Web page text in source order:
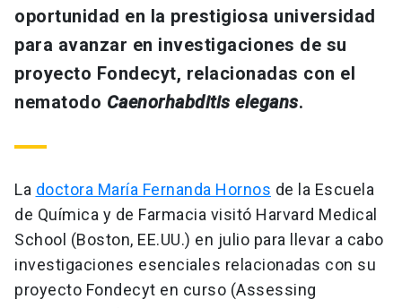
oportunidad en la prestigiosa universidad
para avanzar en investigaciones de su
proyecto Fondecyt, relacionadas con el
nematodo Caenorhabditis elegans.
La doctora María Fernanda Hornos de la Escuela
de Química y de Farmacia visitó Harvard Medical
School (Boston, EE.UU.) en julio para llevar a cabo
investigaciones esenciales relacionadas con su
proyecto Fondecyt en curso (Assessing